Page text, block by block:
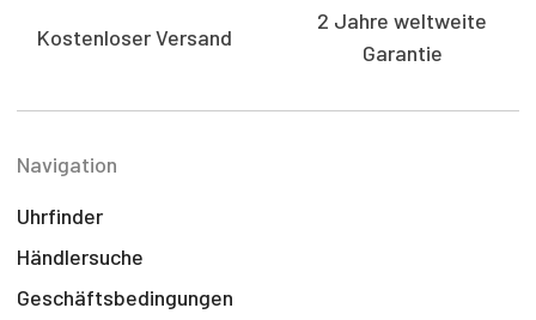
Kostenloser Versand
2 Jahre weltweite
Garantie
Navigation
Uhrfinder
Händlersuche
Geschäftsbedingungen